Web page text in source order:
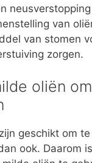
van
van stomen
zorgen.
oliën
geschikt om
ook. Daarom